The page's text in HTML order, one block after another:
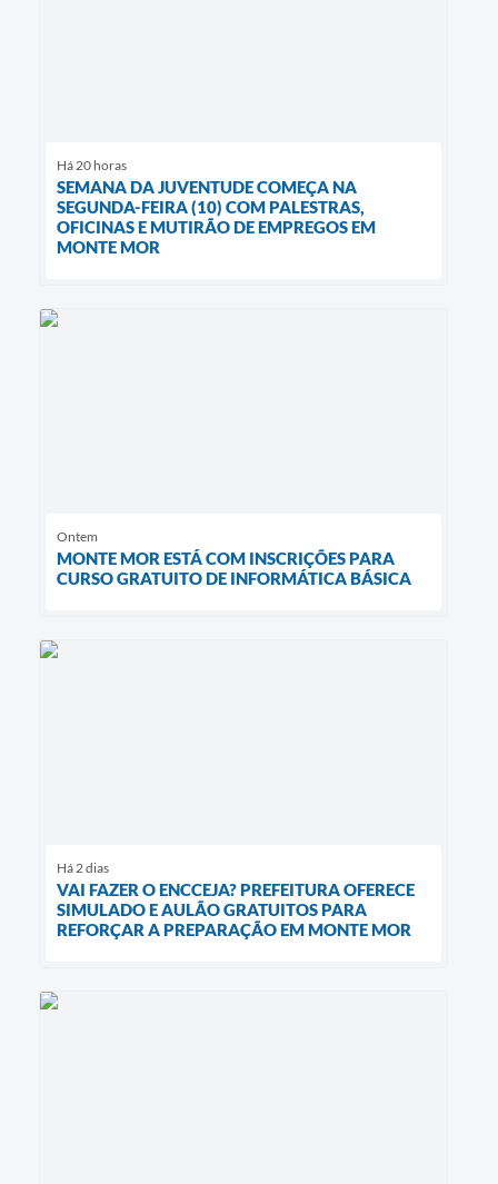
Há 20 horas
SEMANA DA JUVENTUDE COMEÇA NA
SEGUNDA-FEIRA (10) COM PALESTRAS,
OFICINAS E MUTIRÃO DE EMPREGOS EM
MONTE MOR
Ontem
MONTE MOR ESTÁ COM INSCRIÇÕES PARA
CURSO GRATUITO DE INFORMÁTICA BÁSICA
Há 2 dias
VAI FAZER O ENCCEJA? PREFEITURA OFERECE
SIMULADO E AULÃO GRATUITOS PARA
REFORÇAR A PREPARAÇÃO EM MONTE MOR